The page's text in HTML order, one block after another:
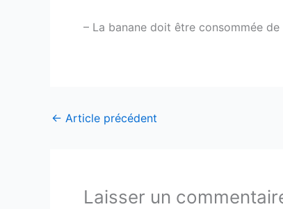
– La banane doit être consommée
← Article précédent
Laisser un